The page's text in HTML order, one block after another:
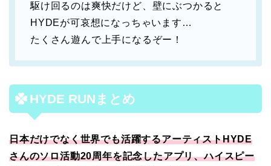
駆け回るのは爽快だけど、壁にぶつかると
HYDEが可哀想になっちゃいます…
たくさん遊んで上手になるぞー！
HYDE RUNまとめ
日本だけでなく世界でも活躍するアーティストHYDE
さんのソロ活動20周年を記念したアプリ、ハイスピー